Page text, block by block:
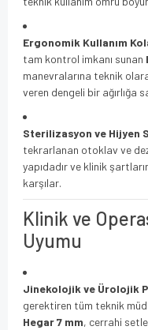
Ergonomik Kullanım
tam kontrol imkanı sunan
manevralarına teknik
veren dengeli bir ağırlığa
Sterilizasyon ve Hijyen
tekrarlanan otoklav ve
yapıdadır ve klinik
karşılar.
Klinik ve
Uyumu
Jinekolojik ve Ürolojik
gerektiren tüm teknik
Hegar 7 mm, cerrahi